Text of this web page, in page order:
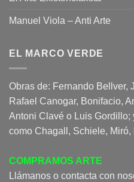
Manuel Viola – Anti Arte
EL MARCO VERDE
Obras de: Fernando Bellver,
Rafael Canogar, Bonifacio,
Antoni Clavé o Luis Gordillo;
como Chagall, Schiele, Miró,
COMPRAMOS ARTE
Llámanos o contacta con